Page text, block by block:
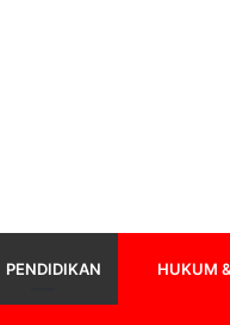
PENDIDIKAN HUKUM